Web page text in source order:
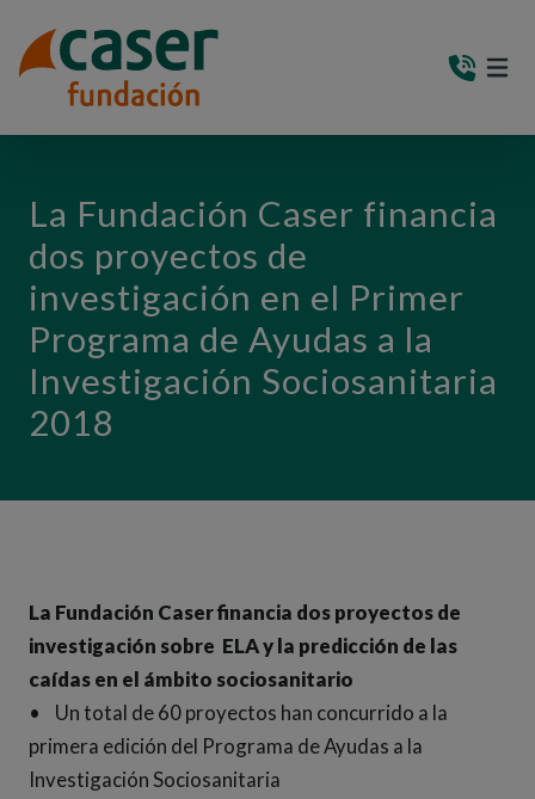
La Fundación Caser financia
dos proyectos de
investigación en el Primer
Programa de Ayudas a la
Investigación Sociosanitaria
2018
La Fundación Caser financia dos proyectos de
investigación sobre ELA y la predicción de las
caídas en el ámbito sociosanitario
• Un total de 60 proyectos han concurrido a la
primera edición del Programa de Ayudas a la
Investigación Sociosanitaria